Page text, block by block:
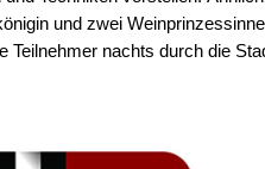
und zwei
Teilnehmer nachts durch die